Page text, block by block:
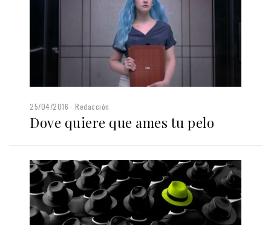
25/04/2016 Redacción
Dove quiere que ames tu pelo